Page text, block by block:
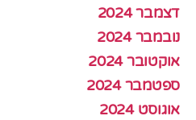
דצמבר 2024
נובמבר 2024
אוקטובר 2024
ספטמבר 2024
אוגוסט 2024